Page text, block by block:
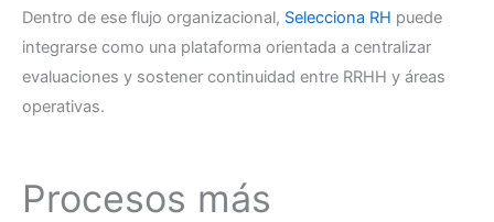
Dentro de ese flujo organizacional, Selecciona RH puede
integrarse como una plataforma orientada a centralizar
evaluaciones y sostener continuidad entre RRHH y áreas
operativas.
Procesos más